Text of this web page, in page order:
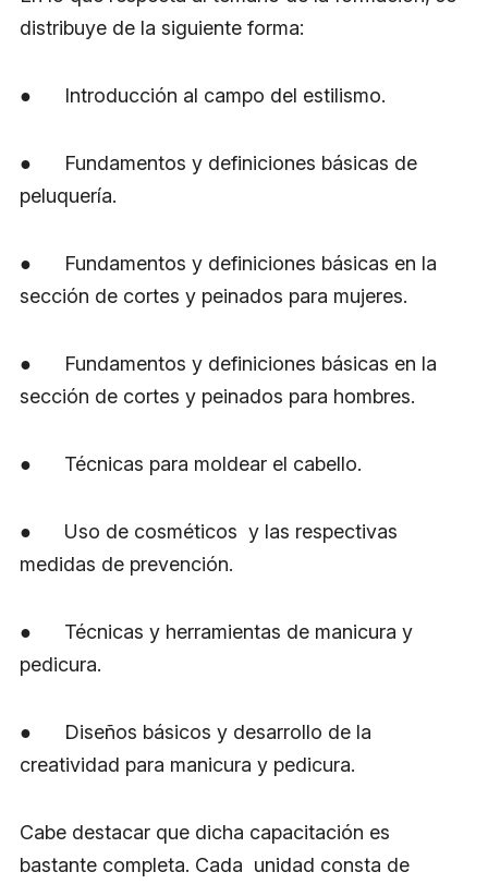
distribuye de la siguiente forma:
● Introducción al campo del estilismo.
● Fundamentos y definiciones básicas de
peluquería.
● Fundamentos y definiciones básicas en la
sección de cortes y peinados para mujeres.
● Fundamentos y definiciones básicas en la
sección de cortes y peinados para hombres.
● Técnicas para moldear el cabello.
● Uso de cosméticos y las respectivas
medidas de prevención.
● Técnicas y herramientas de manicura y
pedicura.
● Diseños básicos y desarrollo de la
creatividad para manicura y pedicura.
Cabe destacar que dicha capacitación es
bastante completa. Cada unidad consta de